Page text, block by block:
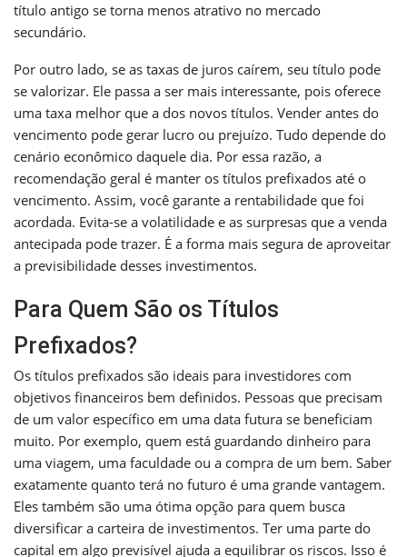
título antigo se torna menos atrativo no mercado
secundário.
Por outro lado, se as taxas de juros caírem, seu título pode
se valorizar. Ele passa a ser mais interessante, pois oferece
uma taxa melhor que a dos novos títulos. Vender antes do
vencimento pode gerar lucro ou prejuízo. Tudo depende do
cenário econômico daquele dia. Por essa razão, a
recomendação geral é manter os títulos prefixados até o
vencimento. Assim, você garante a rentabilidade que foi
acordada. Evita-se a volatilidade e as surpresas que a venda
antecipada pode trazer. É a forma mais segura de aproveitar
a previsibilidade desses investimentos.
Para Quem São os Títulos
Prefixados?
Os títulos prefixados são ideais para investidores com
objetivos financeiros bem definidos. Pessoas que precisam
de um valor específico em uma data futura se beneficiam
muito. Por exemplo, quem está guardando dinheiro para
uma viagem, uma faculdade ou a compra de um bem. Saber
exatamente quanto terá no futuro é uma grande vantagem.
Eles também são uma ótima opção para quem busca
diversificar a carteira de investimentos. Ter uma parte do
capital em algo previsível ajuda a equilibrar os riscos. Isso é